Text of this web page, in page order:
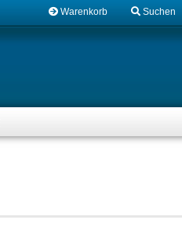
Warenkorb Suchen